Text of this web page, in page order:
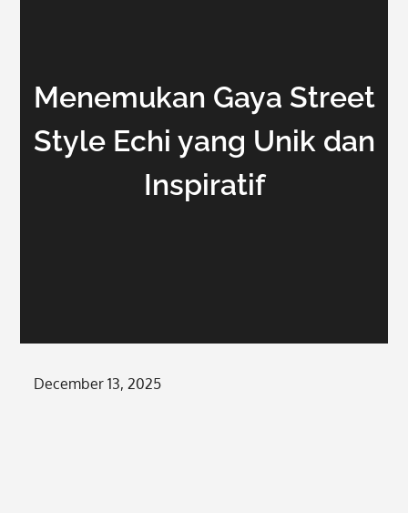
Menemukan Gaya Street
Style Echi yang Unik dan
Inspiratif
Posted
December 13, 2025